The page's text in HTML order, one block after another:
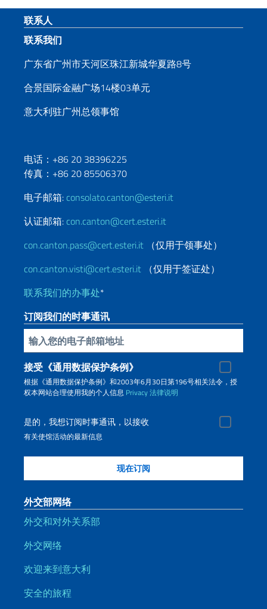
页脚部分
联系人
联系我们
广东省广州市天河区珠江新城华夏路8号
合景国际金融广场14楼03单元
意大利驻广州总领事馆
电话：+86 20 38396225
传真：+86 20 85506370
电子邮箱: consolato.canton@esteri.it
认证邮箱: con.canton@cert.esteri.it
con.canton.pass@cert.esteri.it （仅用于领事处）
con.canton.visti@cert.esteri.it （仅用于签证处）
联系我们的办事处*
订阅我们的时事通讯
插入你的電子郵件
接受《通用数据保护条例》
根据《通用数据保护条例》和2003年6月30日第196号相关法令，授
权本网站合理使用我的个人信息 Privacy法律说明
是的，我想订阅时事通讯，以接收
有关使馆活动的最新信息
外交部网络
外交和对外关系部
外交网络
欢迎来到意大利
安全的旅程